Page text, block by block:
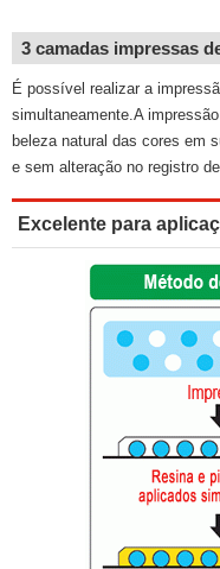
3 camadas impressas
É possível realizar a
simultaneamente.A
beleza natural das cores em
e sem alteração no registro
Excelente para